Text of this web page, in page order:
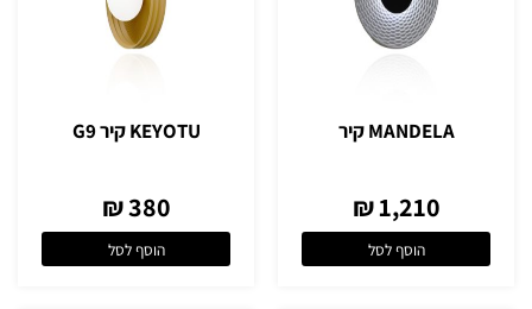
MANDELA קיר
1,210 ₪
הוסף לסל
KEYOTU קיר G9
380 ₪
הוסף לסל